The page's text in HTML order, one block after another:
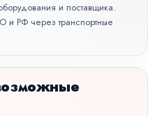
и поставщика.
и РФ через транспортные